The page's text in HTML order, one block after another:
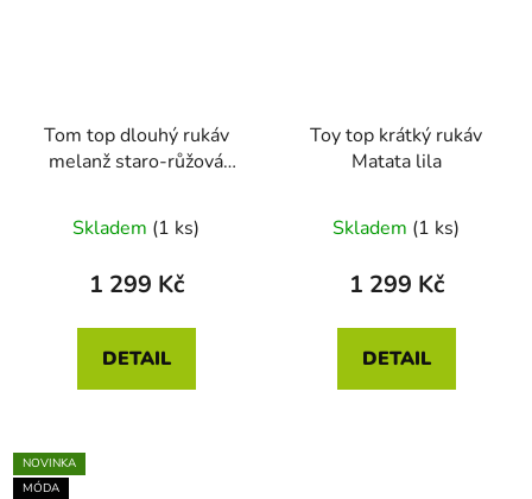
Tom top dlouhý rukáv
melanž staro-růžová
Skladem (1 ks)
1 299 Kč
DETAIL
Toy top krátký rukáv
Matata lila
Skladem (1 ks)
1 299 Kč
DETAIL
NOVINKA
MÓDA